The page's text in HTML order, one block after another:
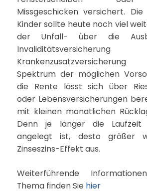
Missgeschicken versichert.
Kinder sollte heute noch viel
der Unfall- über die
Spektrum der möglichen
die Rente lässt sich über
oder Lebensversicherungen
mit kleinen monatlichen
Denn je länger die
angelegt ist, desto größer
Zinseszins-Effekt aus.
Weiterführende
Thema finden Sie hier